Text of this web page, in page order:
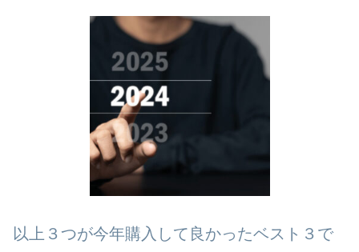
以上３つが今年購入して良かったベスト３で